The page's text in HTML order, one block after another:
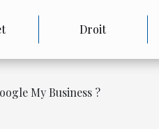
Droit
My Business ?